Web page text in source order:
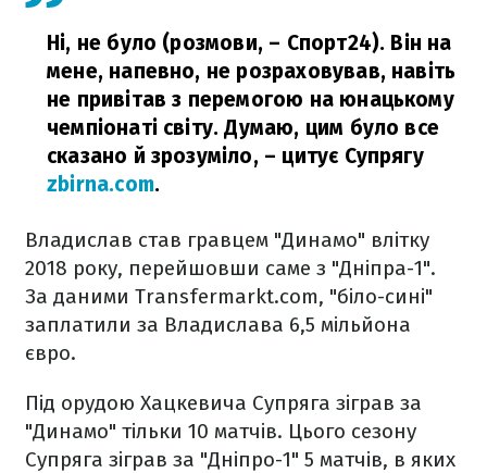
Ні, не було (розмови, – Спорт24). Він на
мене, напевно, не розраховував, навіть
не привітав з перемогою на юнацькому
чемпіонаті світу. Думаю, цим було все
сказано й зрозуміло, – цитує Супрягу
zbirna.com.
Владислав став гравцем "Динамо" влітку
2018 року, перейшовши саме з "Дніпра-1".
За даними Transfermarkt.com, "біло-сині"
заплатили за Владислава 6,5 мільйона
євро.
Під орудою Хацкевича Супряга зіграв за
"Динамо" тільки 10 матчів. Цього сезону
Супряга зіграв за "Дніпро-1" 5 матчів, в яких